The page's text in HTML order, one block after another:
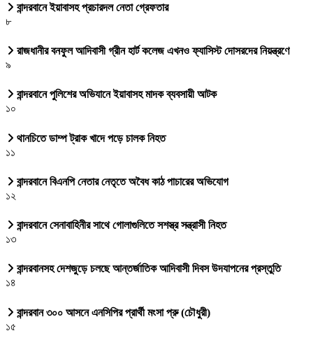
বান্দরবানে ইয়াবাসহ প্রচারদল নেতা গ্রেফতার
৮
রাজধানীর বনফুল আদিবাসী গ্রীন হার্ট কলেজ এখনও ফ্যাসিস্ট দোসরদের নিয়ন্ত্রণে
৯
বান্দরবানে পুলিশের অভিযানে ইয়াবাসহ মাদক ব্যবসায়ী আটক
১০
থানচিতে ডাম্প ট্রাক খাদে পড়ে চালক নিহত
১১
বান্দরবানে বিএনপি নেতার নেতৃতে অবৈধ কাঠ পাচারের অভিযোগ
১২
বান্দরবানে সেনাবাহিনীর সাথে গোলাগুলিতে সশস্ত্র সন্ত্রাসী নিহত
১৩
বান্দরবানসহ দেশজুড়ে চলছে আন্তর্জাতিক আদিবাসী দিবস উদযাপনের প্রস্তুতি
১৪
বান্দরবান ৩০০ আসনে এনসিপির প্রার্থী মংসা প্রু (চৌধুরী)
১৫